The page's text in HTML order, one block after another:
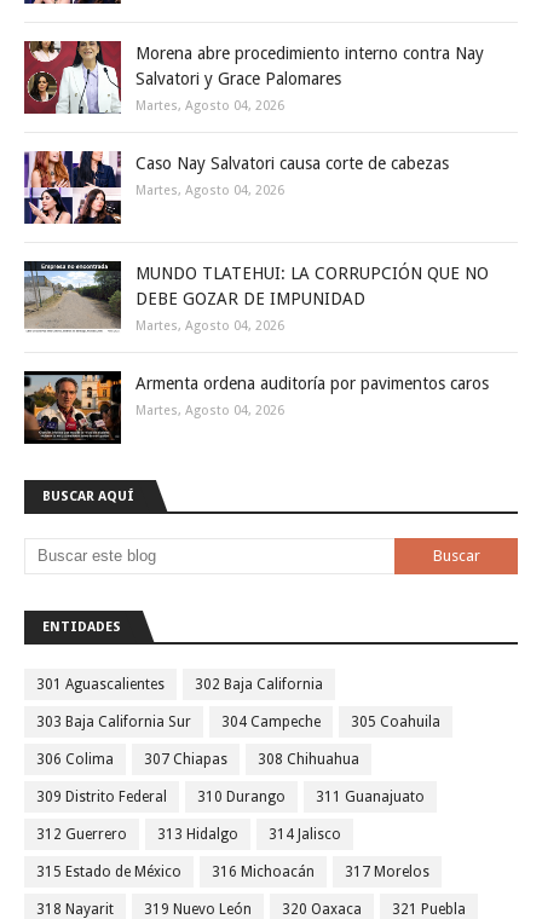
Morena abre procedimiento interno contra Nay
Salvatori y Grace Palomares
Martes, Agosto 04, 2026
Caso Nay Salvatori causa corte de cabezas
Martes, Agosto 04, 2026
MUNDO TLATEHUI: LA CORRUPCIÓN QUE NO
DEBE GOZAR DE IMPUNIDAD
Martes, Agosto 04, 2026
Armenta ordena auditoría por pavimentos caros
Martes, Agosto 04, 2026
BUSCAR AQUÍ
ENTIDADES
301 Aguascalientes 302 Baja California
303 Baja California Sur 304 Campeche 305 Coahuila
306 Colima 307 Chiapas 308 Chihuahua
309 Distrito Federal 310 Durango 311 Guanajuato
312 Guerrero 313 Hidalgo 314 Jalisco
315 Estado de México 316 Michoacán 317 Morelos
318 Nayarit 319 Nuevo León 320 Oaxaca 321 Puebla